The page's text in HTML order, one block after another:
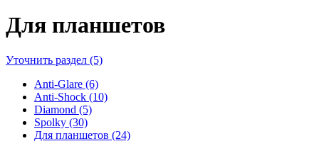
Для планшетов
Уточнить раздел (5)
Anti-Glare (6)
Anti-Shock (10)
Diamond (5)
Spolky (30)
Для планшетов (24)